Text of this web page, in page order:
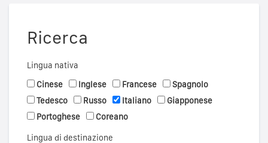
Ricerca
Lingua nativa
Cinese
Inglese Francese
Spagnolo
Tedesco
Russo Italiano
Giapponese
Portoghese
Coreano
Lingua di destinazione